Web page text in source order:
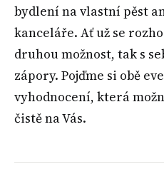
bydlení na vlastní pěst
kanceláře. Ať už se
druhou možnost, tak s
zápory. Pojďme si obě
vyhodnocení, která
čistě na Vás.